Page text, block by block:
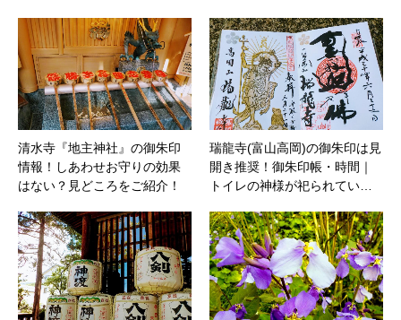
清水寺『地主神社』の御朱印
情報！しあわせお守りの効果
はない？見どころをご紹介！
瑞龍寺(富山高岡)の御朱印は見
開き推奨！御朱印帳・時間｜
トイレの神様が祀られてい…